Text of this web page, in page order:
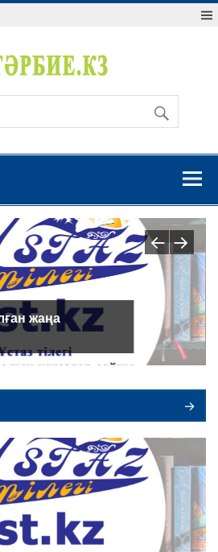
қалай тегін
сертификаттар